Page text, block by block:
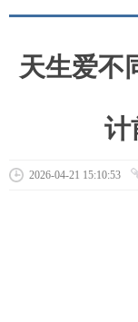
天生爱不
计
2026-04-21 15:10:53